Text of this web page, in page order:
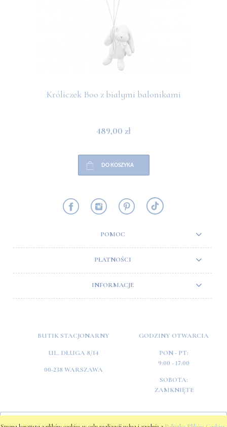
Króliczek Boo z białymi balonikami
489,00 zł
DO KOSZYKA
POMOC
PŁATNOŚCI
INFORMACJE
BUTIK STACJONARNY
UL. DŁUGA 8/14
00-238 WARSZAWA
GODZINY OTWARCIA
PON - PT:
9:00 - 17:00
SOBOTA:
ZAMKNIĘTE